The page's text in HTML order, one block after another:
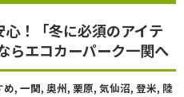
！「冬に必須のアイテ
らエコカーパーク一関へ
め, 一関, 奥州, 栗原, 気仙沼, 登米, 陸